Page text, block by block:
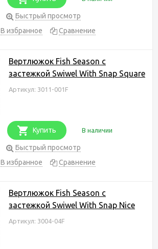
Быстрый просмотр
В избранное
Сравнение
Вертлюжок Fish Season с
застежкой Swiwel With Snap Square
Артикул: 3011-001F
Купить В наличии
Быстрый просмотр
В избранное
Сравнение
Вертлюжок Fish Season с
застежкой Swiwel With Snap Nice
Артикул: 3004-04F